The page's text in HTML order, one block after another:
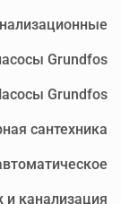
Grundfos
Grundfos
сантехника
канализация